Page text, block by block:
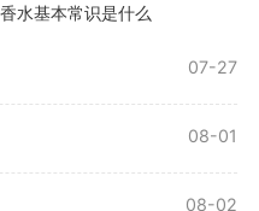
香水基本常识是什么
07-27
08-01
08-02